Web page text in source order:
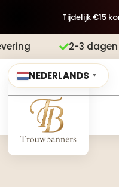
Tijdelijk €15
levertijd
NEDERLANDS ▼